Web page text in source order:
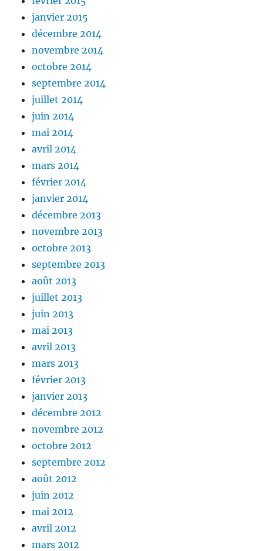
janvier 2015
décembre 2014
novembre 2014
octobre 2014
septembre 2014
juillet 2014
juin 2014
mai 2014
avril 2014
mars 2014
février 2014
janvier 2014
décembre 2013
novembre 2013
octobre 2013
septembre 2013
août 2013
juillet 2013
juin 2013
mai 2013
avril 2013
mars 2013
février 2013
janvier 2013
décembre 2012
novembre 2012
octobre 2012
septembre 2012
août 2012
juin 2012
mai 2012
avril 2012
mars 2012